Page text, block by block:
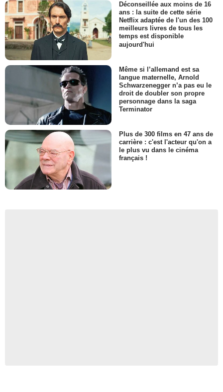
Déconseillée aux moins de 16
ans : la suite de cette série
Netflix adaptée de l'un des 100
meilleurs livres de tous les
temps est disponible
aujourd'hui
Même si l’allemand est sa
langue maternelle, Arnold
Schwarzenegger n’a pas eu le
droit de doubler son propre
personnage dans la saga
Terminator
Plus de 300 films en 47 ans de
carrière : c'est l'acteur qu'on a
le plus vu dans le cinéma
français !